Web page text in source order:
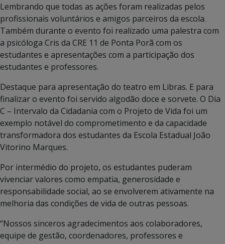
Lembrando que todas as ações foram realizadas pelos
profissionais voluntários e amigos parceiros da escola.
Também durante o evento foi realizado uma palestra com
a psicóloga Cris da CRE 11 de Ponta Porã com os
estudantes e apresentações com a participação dos
estudantes e professores.
Destaque para apresentação do teatro em Libras. E para
finalizar o evento foi servido algodão doce e sorvete. O Dia
C – Intervalo da Cidadania com o Projeto de Vida foi um
exemplo notável do comprometimento e da capacidade
transformadora dos estudantes da Escola Estadual João
Vitorino Marques.
Por intermédio do projeto, os estudantes puderam
vivenciar valores como empatia, generosidade e
responsabilidade social, ao se envolverem ativamente na
melhoria das condições de vida de outras pessoas.
“Nossos sinceros agradecimentos aos colaboradores,
equipe de gestão, coordenadores, professores e